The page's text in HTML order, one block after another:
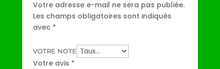
Votre adresse e-mail ne sera pas publiée.
Les champs obligatoires sont indiqués
avec *
VOTRE NOTE
Votre avis *